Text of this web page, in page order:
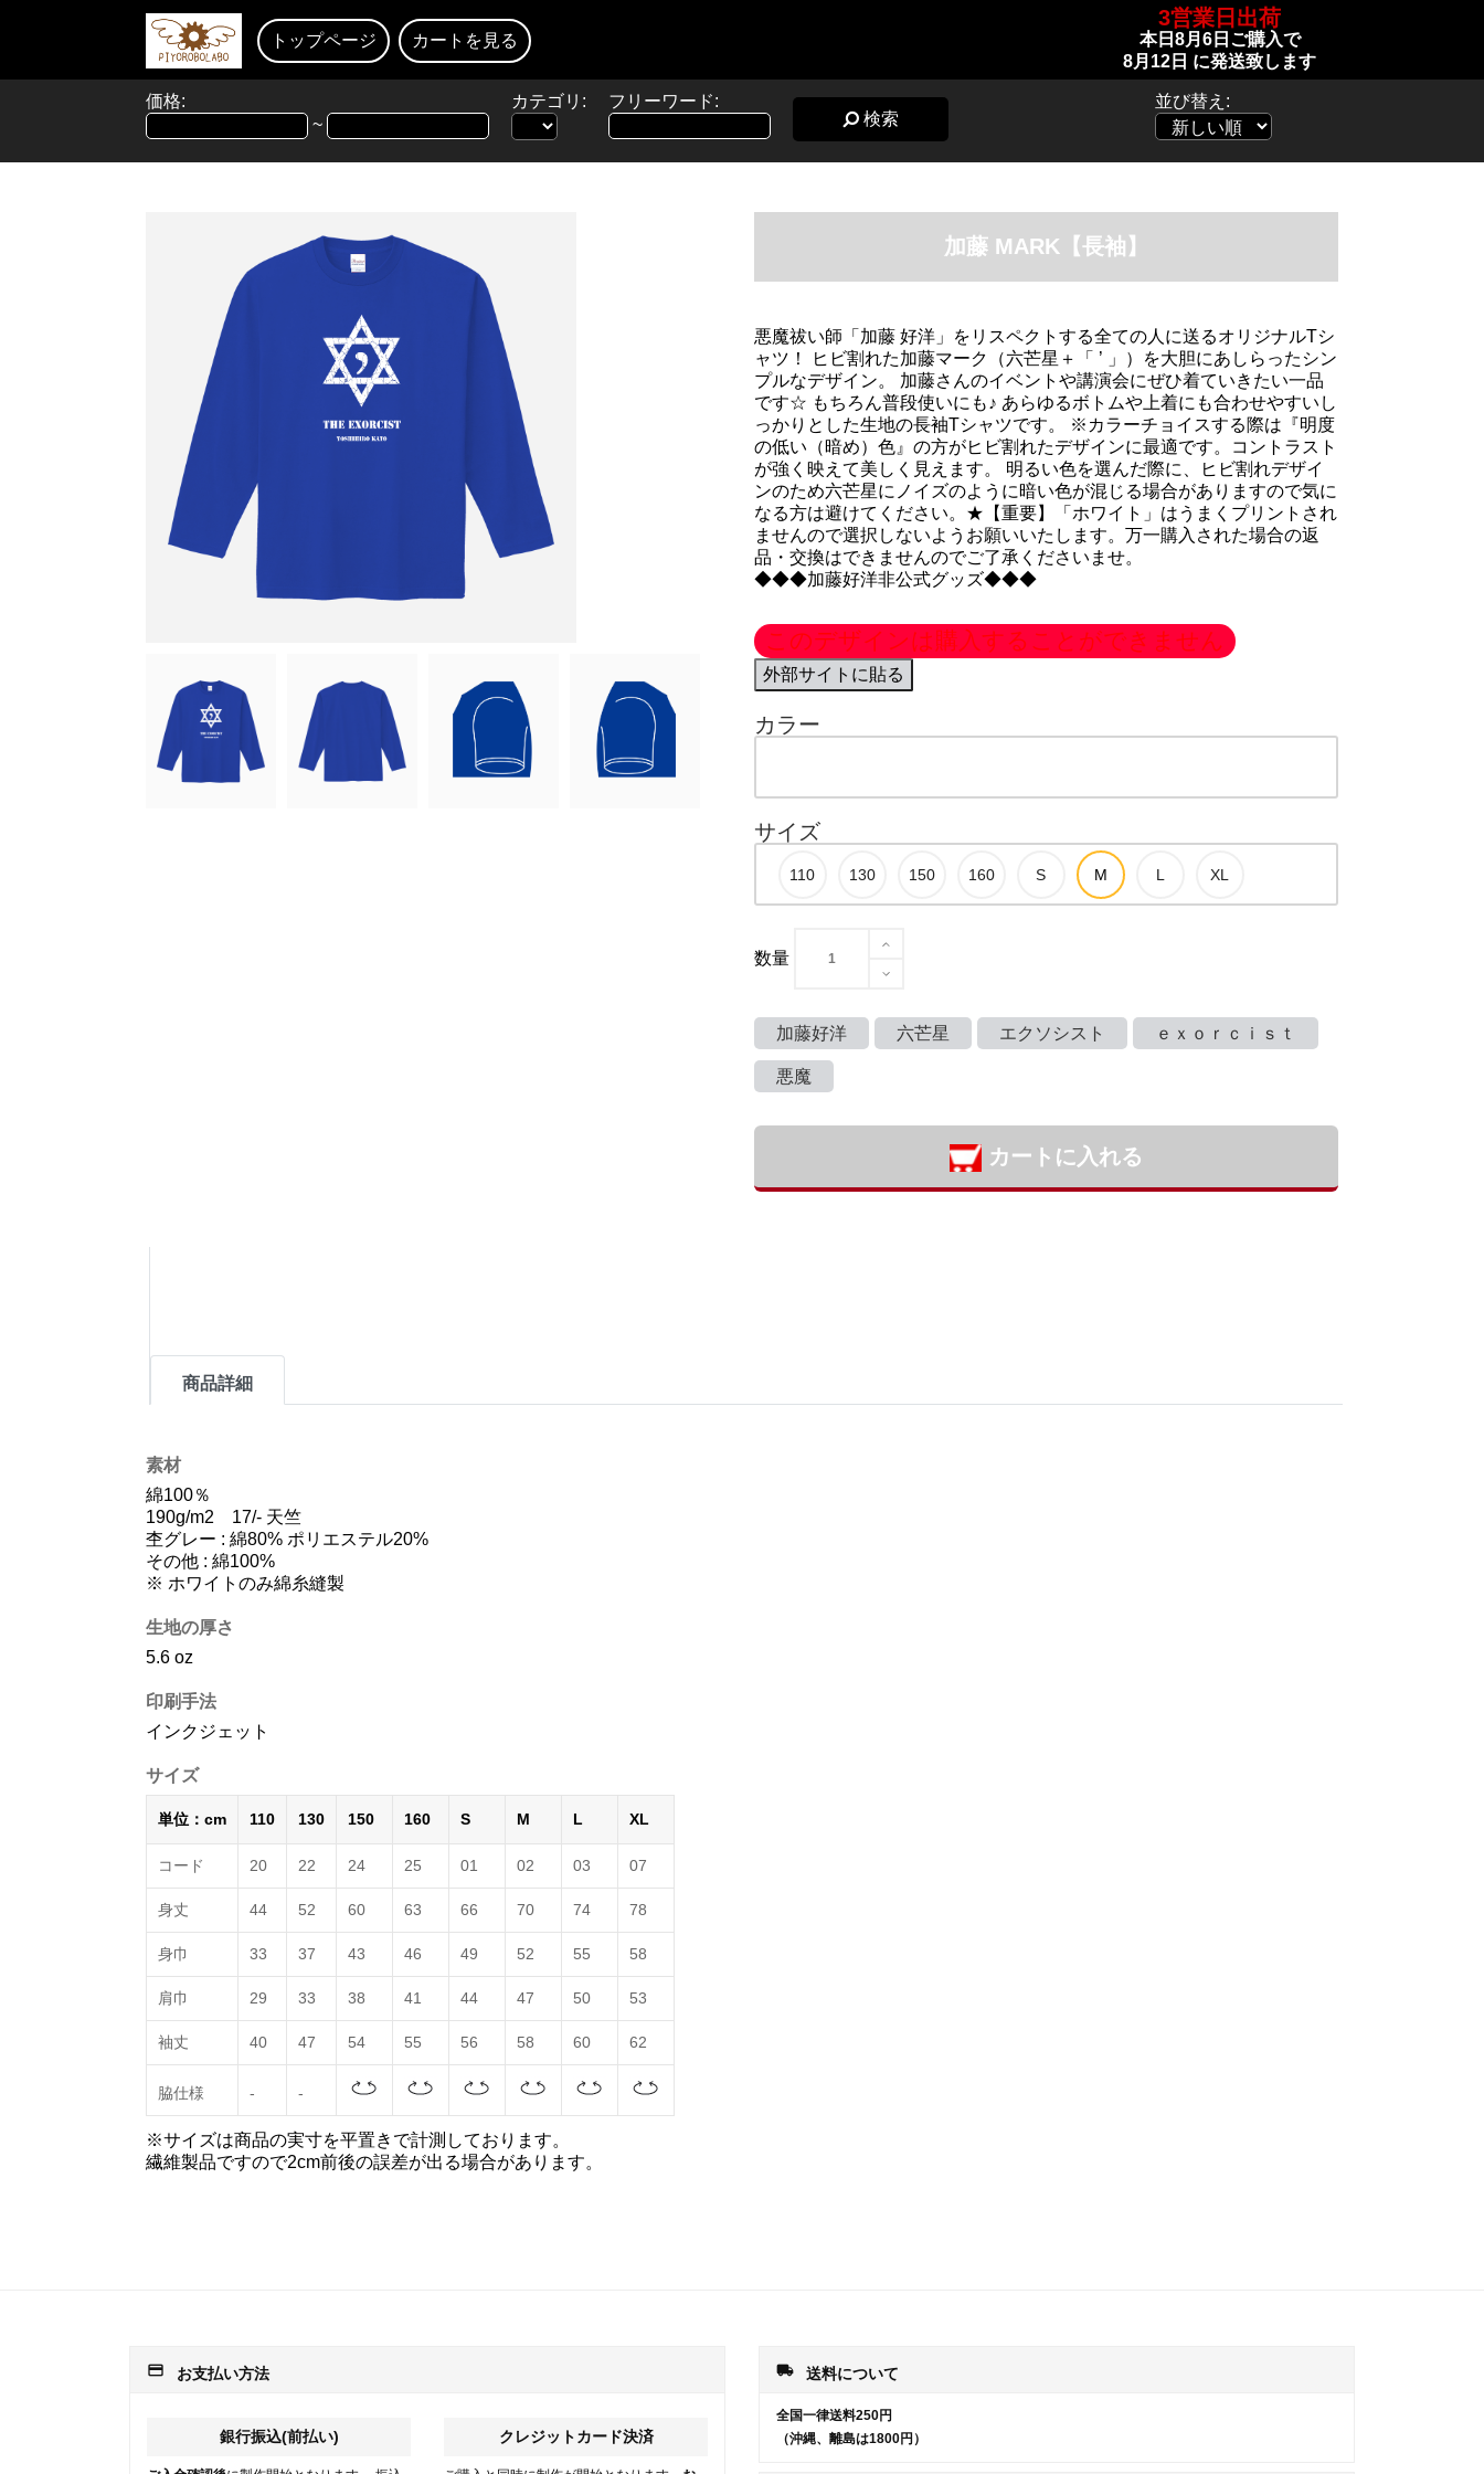
トップページ カートを見る
3営業日出荷
本日 8月6日 ご購入で
8月12日 に発送致します
価格:
~
カテゴリ:
フリーワード:
検索
並び替え:
加藤 MARK【長袖】
悪魔祓い師「加藤 好洋」をリスペクトする全ての人に送るオリジナルTシ
ャツ！ ヒビ割れた加藤マーク（六芒星＋「 ’ 」）を大胆にあしらったシン
プルなデザイン。 加藤さんのイベントや講演会にぜひ着ていきたい一品
です☆ もちろん普段使いにも♪ あらゆるボトムや上着にも合わせやすいし
っかりとした生地の長袖Tシャツです。 ※カラーチョイスする際は『明度
の低い（暗め）色』の方がヒビ割れたデザインに最適です。コントラスト
が強く映えて美しく見えます。 明るい色を選んだ際に、ヒビ割れデザイ
ンのため六芒星にノイズのように暗い色が混じる場合がありますので気に
なる方は避けてください。★【重要】「ホワイト」はうまくプリントされ
ませんので選択しないようお願いいたします。万一購入された場合の返
品・交換はできませんのでご了承くださいませ。
◆◆◆加藤好洋非公式グッズ◆◆◆
このデザインは購入することができません
外部サイトに貼る
カラー
サイズ
数量
加藤好洋 六芒星 エクソシスト ｅｘｏｒｃｉｓｔ
悪魔
カートに入れる
商品詳細
素材
綿100％
190g/m2 17/- 天竺
杢グレー : 綿80% ポリエステル20%
その他 : 綿100%
※ ホワイトのみ綿糸縫製
生地の厚さ
5.6 oz
印刷手法
インクジェット
サイズ
単位：cm 110 130 150 160 S M L XL
コード 20 22 24 25 01 02 03 07
身丈 44 52 60 63 66 70 74 78
身巾 33 37 43 46 49 52 55 58
肩巾 29 33 38 41 44 47 50 53
袖丈 40 47 54 55 56 58 60 62
脇仕様 - -
※サイズは商品の実寸を平置きで計測しております。
繊維製品ですので2cm前後の誤差が出る場合があります。
payment お支払い方法
銀行振込(前払い) クレジットカード決済
local_shipping 送料について
全国一律送料250円
（沖縄、離島は1800円）